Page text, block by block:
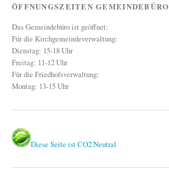
ÖFFNUNGSZEITEN GEMEINDEBÜRO
Das Gemeindebüro ist geöffnet:
Für die Kirchgemeindeverwaltung:
Dienstag: 15-18 Uhr
Freitag: 11-12 Uhr
Für die Friedhofsverwaltung:
Montag: 13-15 Uhr
Diese Seite ist CO2 Neutral